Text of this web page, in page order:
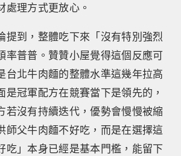
處理方式更放心。
提到，整體吃下來「沒有特別強烈
率普普。贊贊小屋覺得這個反應可
台北牛肉麵的整體水準這幾年拉高
是冠軍配方在競賽當下是領先的，
若沒有持續迭代，優勢會慢慢被縮
師父牛肉麵不好吃，而是在選擇這
吃」本身已經是基本門檻，能留下